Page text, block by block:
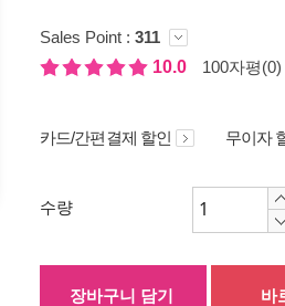
Sales Point : 311
10.0
100자평(0)
카드/간편결제 할인 무이자
수량
장바구니 담기 바